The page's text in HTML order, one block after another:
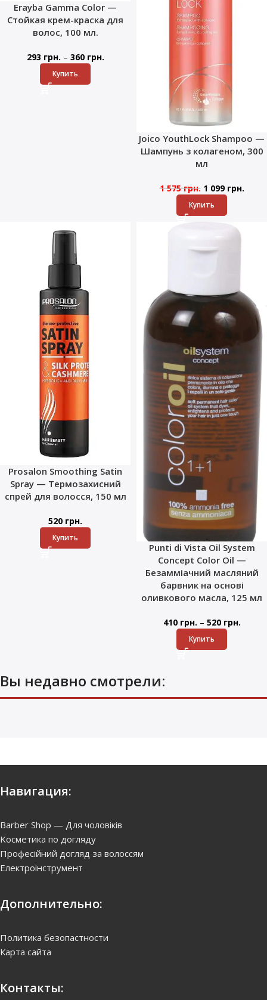
Erayba Gamma Color —
Стойкая крем-краска для
волос, 100 мл.
293 грн. – 360 грн.
Купить
Joico YouthLock Shampoo —
Шампунь з колагеном, 300
мл
1 575грн. 1 099 грн.
Купить
Prosalon Smoothing Satin
Spray — Термозахисний
спрей для волосся, 150 мл
520 грн.
Купить
Punti di Vista Oil System
Concept Color Oil —
Безамміачний масляний
барвник на основі
оливкового масла, 125 мл
410 грн. – 520 грн.
Купить
Вы недавно смотрели:
Навигация:
Barber Shop — Для чоловіків
Kосметика по догляду
Професійний догляд за волоссям
Електроінструмент
Дополнительно:
Политика безопастности
Карта сайта
Контакты: